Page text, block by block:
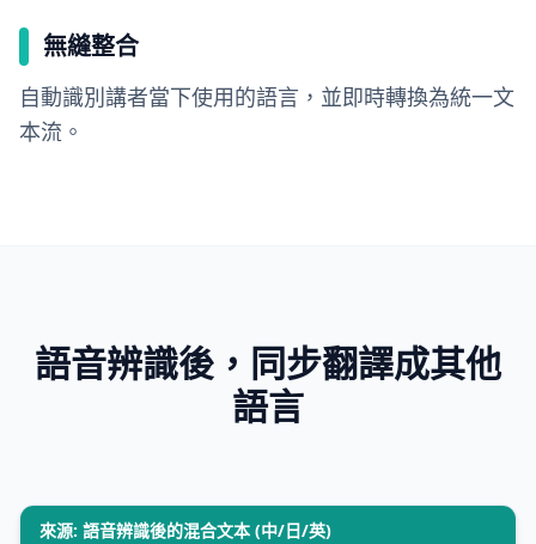
無縫整合
自動識別講者當下使用的語言，並即時轉換為統一文
本流。
語音辨識後，同步翻譯成其他
語言
來源: 語音辨識後的混合文本 (中/日/英)